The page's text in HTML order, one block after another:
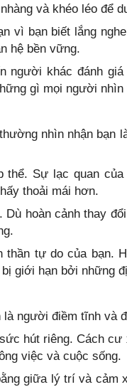
và khéo léo để
vì bạn biết lắng
hệ bền vững.
người khác đánh
gì mọi người nhìn
nhìn nhận bạn
thể. Sự lạc quan
thoải mái hơn.
hoàn cảnh thay
tự do của bạn.
giới hạn bởi những
người điềm tĩnh và
hút riêng. Cách cư
việc và cuộc sống.
giữa lý trí và cảm